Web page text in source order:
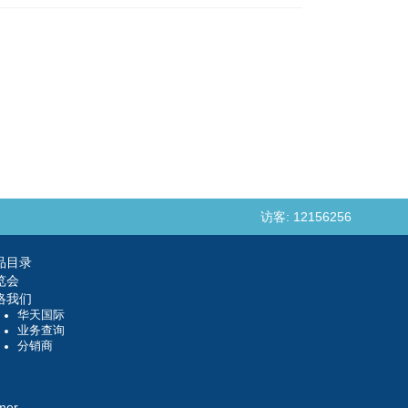
访客: 12156256
目录
会
我们
华天国际
业务查询
分销商